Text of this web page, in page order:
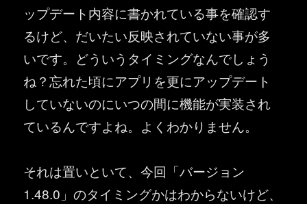
ップデート内容に書かれている事を確認す
るけど、だいたい反映されていない事が多
いです。どういうタイミングなんでしょう
ね？忘れた頃にアプリを更にアップデート
していないのにいつの間に機能が実装され
ているんですよね。よくわかりません。
それは置いといて、今回「バージョン
1.48.0」のタイミングかはわからないけど、